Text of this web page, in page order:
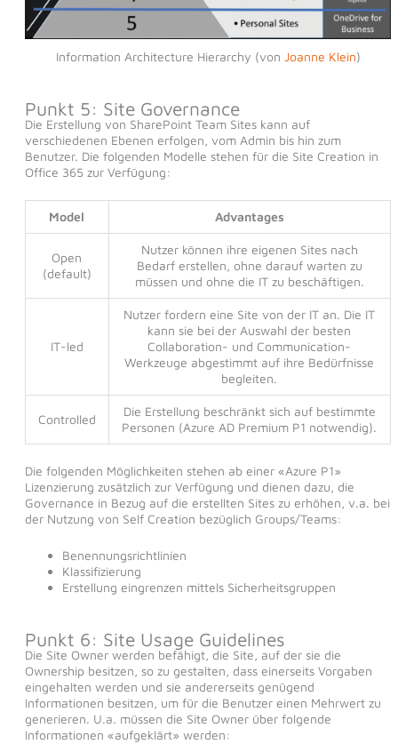
Information Architecture Hierarchy (von Joanne Klein)
Punkt 5: Site Governance
Die Erstellung von SharePoint Team Sites kann auf
verschiedenen Ebenen erfolgen, vom Admin bis hin zum
Benutzer. Die folgenden Modelle stehen für die Site Creation in
Office 365 zur Verfügung:
Model Advantages
Open
(default)
Nutzer können ihre eigenen Sites nach
Bedarf erstellen, ohne darauf warten zu
müssen und ohne die IT zu beschäftigen.
IT-led
Nutzer fordern eine Site von der IT an. Die IT
kann sie bei der Auswahl der besten
Collaboration- und Communication-
Werkzeuge abgestimmt auf ihre Bedürfnisse
begleiten.
Controlled
Die Erstellung beschränkt sich auf bestimmte
Personen (Azure AD Premium P1 notwendig).
Die folgenden Möglichkeiten stehen ab einer «Azure P1»
Lizenzierung zusätzlich zur Verfügung und dienen dazu, die
Governance in Bezug auf die erstellten Sites zu erhöhen, v.a. bei
der Nutzung von Self Creation bezüglich Groups/Teams:
Benennungsrichtlinien
Klassifizierung
Erstellung eingrenzen mittels Sicherheitsgruppen
Punkt 6: Site Usage Guidelines
Die Site Owner werden befähigt, die Site, auf der sie die
Ownership besitzen, so zu gestalten, dass einerseits Vorgaben
eingehalten werden und sie andererseits genügend
Informationen besitzen, um für die Benutzer einen Mehrwert zu
generieren. U.a. müssen die Site Owner über folgende
Informationen «aufgeklärt» werden: